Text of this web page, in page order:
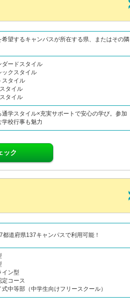
希望するキャンパスが所在する県、またはその隣
ダードスタイル
ックスタイル
スタイル
タイル
タイル
通学スタイル×充実サポートで安心の学び。参加
学校行事も魅力
ック
都道府県137キャンパスで利用可能！
イン型
定コース
式中等部（中学生向けフリースクール）​